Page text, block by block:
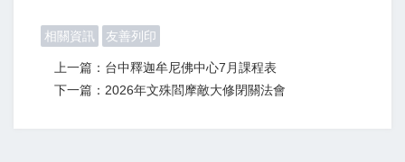
相關資訊 友善列印
上一篇：台中釋迦牟尼佛中心7月課程表
下一篇：2026年文殊閻摩敵大修閉關法會